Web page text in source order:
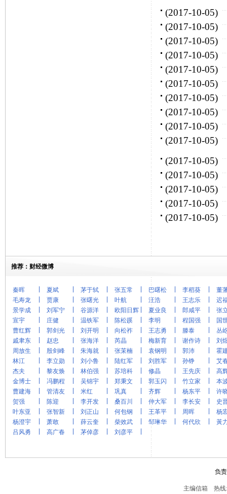
(2017-10-05)
(2017-10-05)
(2017-10-05)
(2017-10-05)
(2017-10-05)
(2017-10-05)
(2017-10-05)
(2017-10-05)
(2017-10-05)
(2017-10-05)
(2017-10-05)
(2017-10-05)
(2017-10-05)
(2017-10-05)
(2017-10-05)
推荐：财经微博
秦晖 夏斌 茅于轼 张五常 巴曙松 李稻葵
董
毛寿龙
贾康 张曙光 叶航 汪浩 王志乐
迟
景学成
刘军宁 谷源洋 欧阳日辉 夏业良 郎咸平
张
宣宇
庄健 温铁军 陈松蹊 李明 程国强
国
曹红辉
郭剑光 刘开明 向松祚 王志勇 滕泰
丛
戚聿东
赵忠 张海洋 芮晶 梅新育 谢作诗
刘
周放生
殷剑峰 朱海就 张茉楠 袁钢明 郭沛
霍
林江
李立勋 刘小鲁 陆红军 刘胜军 孙铮
艾
杰夫
黎友焕 林伯强 苏培科 修晶 王先庆
高
金博士
冯鹏程 吴锦宇 郑秉文 郭玉闪 竹立家
本
曹建海
管清友 米红 巩真 齐辉 杨东平
许
贺强
陈迎 李开发 桑百川 仲大军 李长安
史
叶东亚
张智新 刘正山 何包钢 王革平 周晖
杨
杨澄宇
萧敢 薛云奎 柴效武 邹琳华 何代欣
黃
吕风勇
高广春 茅倬彦 刘彦平
负
主编信箱 热线